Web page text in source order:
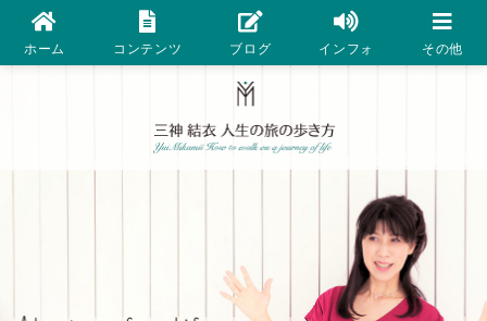
ホーム コンテンツ ブログ インフォ その他